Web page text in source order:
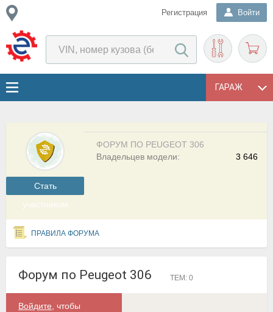
Регистрация Войти
ГАРАЖ
Cтать
участником
ФОРУМ ПО PEUGEOT 306
3 646
Владельцев модели:
ПРАВИЛА ФОРУМА
Форум по Peugeot 306 ТЕМ: 0
Войдите , чтобы